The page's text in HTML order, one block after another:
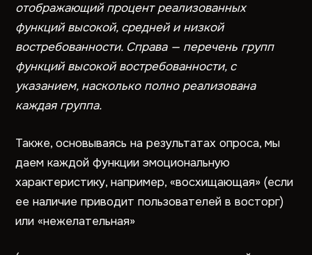
отображающий процент реализованных
функций высокой, средней и низкой
востребованности. Справа — перечень групп
функций высокой востребованности, с
указанием, насколько полно реализована
каждая группа.
Также, основываясь на результатах опроса, мы
даем каждой функции эмоциональную
характеристику, например, «восхищающая» (если
ее наличие приводит пользователей в восторг)
или «нежелательная»